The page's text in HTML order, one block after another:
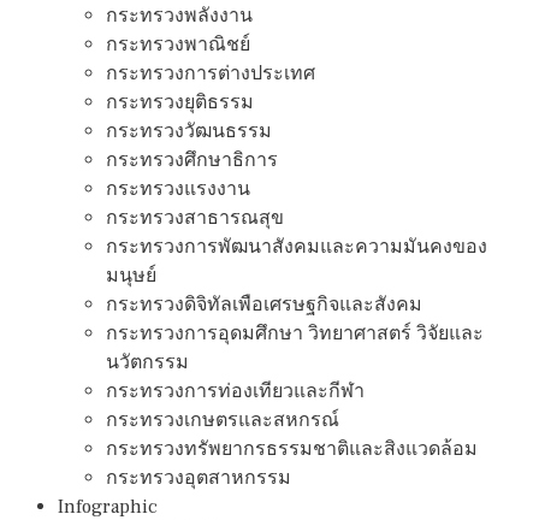
กระทรวงพลังงาน
กระทรวงพาณิชย์
กระทรวงการต่างประเทศ
กระทรวงยุติธรรม
กระทรวงวัฒนธรรม
กระทรวงศึกษาธิการ
กระทรวงแรงงาน
กระทรวงสาธารณสุข
กระทรวงการพัฒนาสังคมและความมันคงของ
มนุษย์
กระทรวงดิจิทัลเพือเศรษฐกิจและสังคม
กระทรวงการอุดมศึกษา วิทยาศาสตร์ วิจัยและ
นวัตกรรม
กระทรวงการท่องเทียวและกีฬา
กระทรวงเกษตรและสหกรณ์
กระทรวงทรัพยากรธรรมชาติและสิงแวดล้อม
กระทรวงอุตสาหกรรม
Infographic